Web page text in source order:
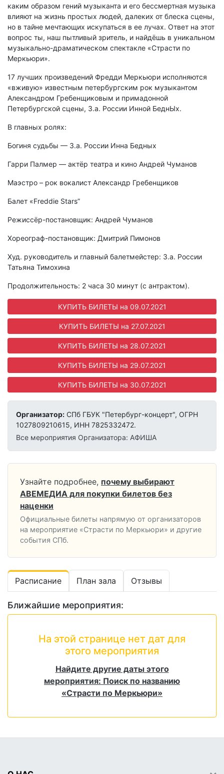
каким образом гений музыканта и его бессмертная музыка
влияют на жизнь простых людей, далеких от блеска сцены,
но в тайне мечтающих искупаться в ее лучах. Ответ на этот
вопрос ты, наш пытливый зритель, и найдёшь в уникальном
музыкально-драматическом спектакле «Страсти по
Меркьюри».
17 лучших произведений Фредди Меркьюри исполняются
«вживую» известным петербургским рок музыкантом
Александром Гребенщиковым и примадонной
Петербургской сцены, З.а. России Инной БеднЫх.
В главных ролях:
Богиня судьбы — З.а. России Инна Бедных
Гарри Палмер — актёр театра и кино Андрей Чуманов
Маэстро – рок вокалист Александр Гребенщиков
Балет «Freddie Stars”
Режиссёр-постановщик: Андрей Чуманов
Хореограф-постановщик: Дмитрий Пимонов
Худ. руководитель и главный балетмейстер: З.а. России
Татьяна Тимохина
Продолжительность: 2 часа 30 минут (с антрактом).
КУПИТЬ БИЛЕТЫ на 09.07.2021
КУПИТЬ БИЛЕТЫ на 27.07.2021
КУПИТЬ БИЛЕТЫ на 28.07.2021
КУПИТЬ БИЛЕТЫ на 29.07.2021
КУПИТЬ БИЛЕТЫ на 30.07.2021
Организатор: СПб ГБУК "Петербург-концерт", ОГРН
1027809210615, ИНН 7825332472.
Все мероприятия Организатора: АФИША
Узнайте подробнее, почему выбирают
АВЕМЕДИА для покупки билетов без
наценки
Официальные билеты напрямую от организаторов
на мероприятие «Страсти по Меркьюри» и другие
события СПб.
Расписание План зала Отзывы
Ближайшие мероприятия:
На этой странице нет дат для
этого мероприятия
Найдите другие даты этого
мероприятия: Поиск по названию
«Страсти по Меркьюри»